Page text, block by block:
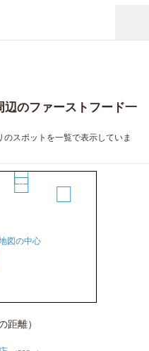
のファーストフード一
スポットを一覧で表示していま
8
9
16
19
距離）